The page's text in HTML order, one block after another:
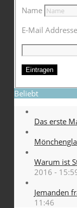
Name
E-Mail
Beliebt
Das erste
Warum ist
2016 -
Jemanden
11:46